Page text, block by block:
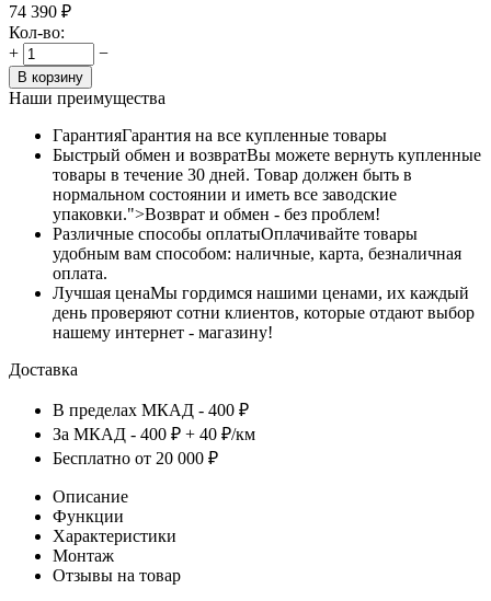
74 390 ₽
Кол-во:
+
−
В корзину
Наши преимущества
ГарантияГарантия на все купленные товары
Быстрый обмен и возвратВы можете вернуть купленные
товары в течение 30 дней. Товар должен быть в
нормальном состоянии и иметь все заводские
упаковки.">Возврат и обмен - без проблем!
Различные способы оплатыОплачивайте товары
удобным вам способом: наличные, карта, безналичная
оплата.
Лучшая ценаМы гордимся нашими ценами, их каждый
день проверяют сотни клиентов, которые отдают выбор
нашему интернет - магазину!
Доставка
В пределах МКАД - 400 ₽
За МКАД - 400 ₽ + 40 ₽/км
Бесплатно от 20 000 ₽
Описание
Функции
Характеристики
Монтаж
Отзывы на товар